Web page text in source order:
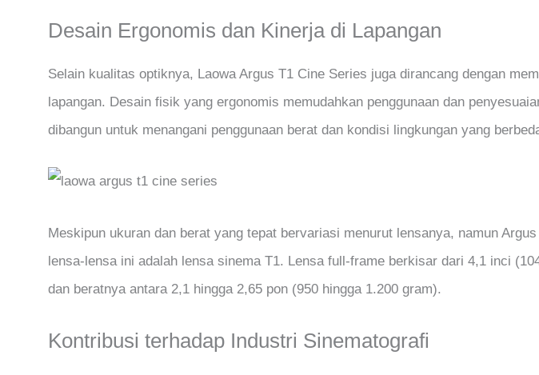
Desain Ergonomis dan Kinerja di Lapangan
Selain kualitas optiknya, Laowa Argus T1 Cine Series juga dirancang dengan
lapangan. Desain fisik yang ergonomis memudahkan penggunaan dan
dibangun untuk menangani penggunaan berat dan kondisi lingkungan yang
Meskipun ukuran dan berat yang tepat bervariasi menurut lensanya, namun
lensa-lensa ini adalah lensa sinema T1. Lensa full-frame berkisar dari 4,1 inci
dan beratnya antara 2,1 hingga 2,65 pon (950 hingga 1.200 gram).
Kontribusi terhadap Industri Sinematografi